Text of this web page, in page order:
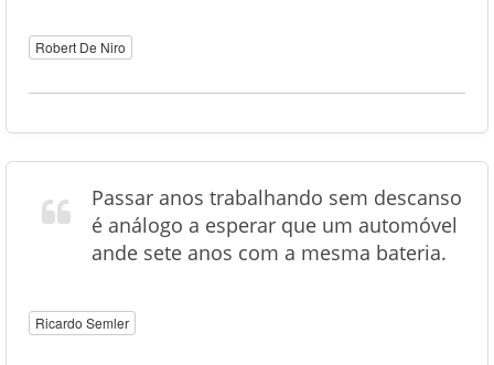
Robert De Niro
Passar anos trabalhando sem descanso
é análogo a esperar que um automóvel
ande sete anos com a mesma bateria.
Ricardo Semler